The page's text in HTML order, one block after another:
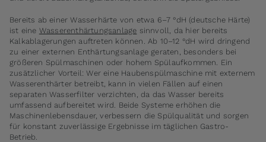
Bereits ab einer Wasserhärte von etwa 6–7 °dH (deutsche Härte)
ist eine Wasserenthärtungsanlage sinnvoll, da hier bereits
Kalkablagerungen auftreten können. Ab 10–12 °dH wird dringend
zu einer externen Enthärtungsanlage geraten, besonders bei
größeren Spülmaschinen oder hohem Spülaufkommen. Ein
zusätzlicher Vorteil: Wer eine Haubenspülmaschine mit externem
Wasserenthärter betreibt, kann in vielen Fällen auf einen
separaten Wasserfilter verzichten, da das Wasser bereits
umfassend aufbereitet wird. Beide Systeme erhöhen die
Maschinenlebensdauer, verbessern die Spülqualität und sorgen
für konstant zuverlässige Ergebnisse im täglichen Gastro-
Betrieb.